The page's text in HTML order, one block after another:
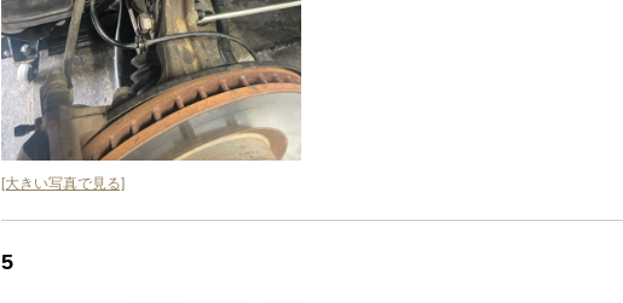
[大きい写真で見る]
5